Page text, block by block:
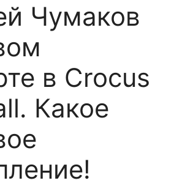
Чумаков
в Crocus
Какое